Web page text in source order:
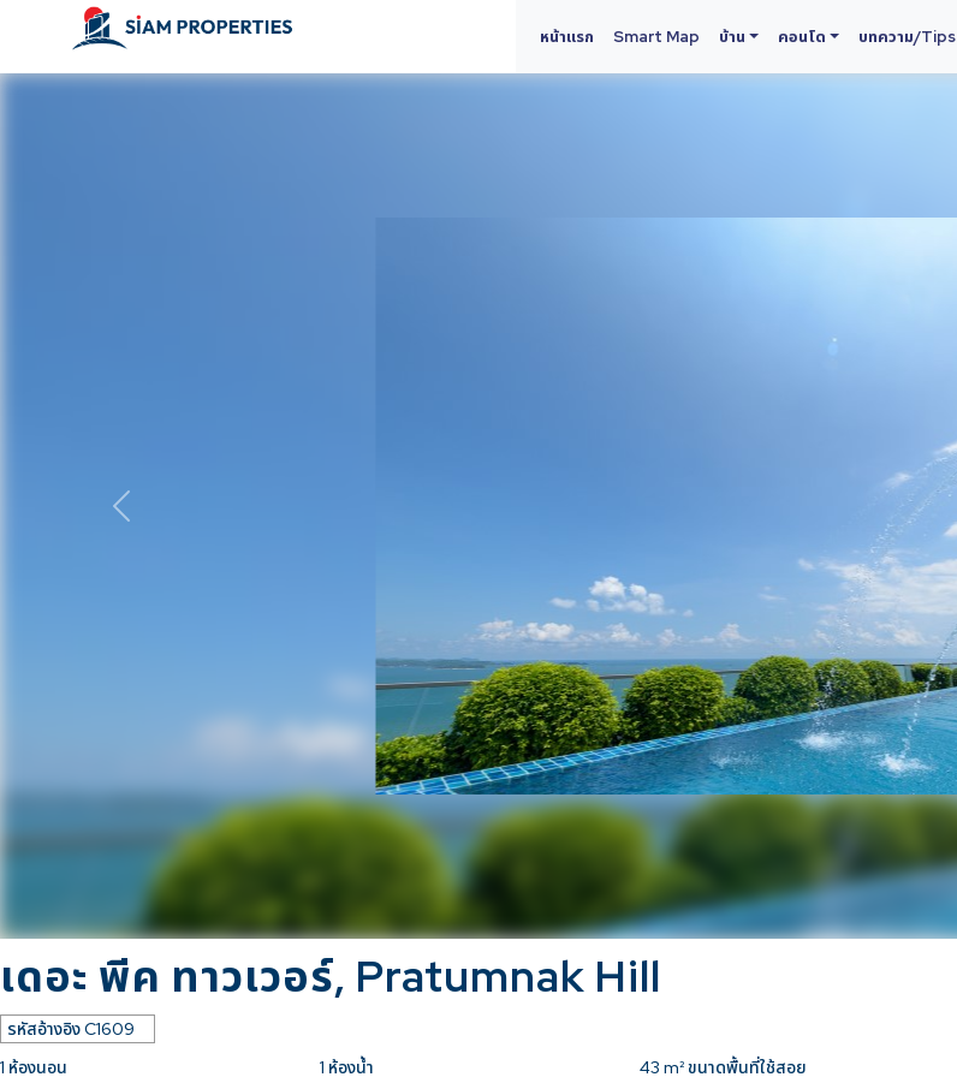
หน้าแรก Smart Map บ้าน คอนโด บทความ/Tips
ก่อนหน้า
เดอะ พีค ทาวเวอร์, Pratumnak Hill
รหัสอ้างอิงC1609
1 ห้องนอน 1 ห้องน้ำ 43 m² ขนาดพื้นที่ใช้สอย